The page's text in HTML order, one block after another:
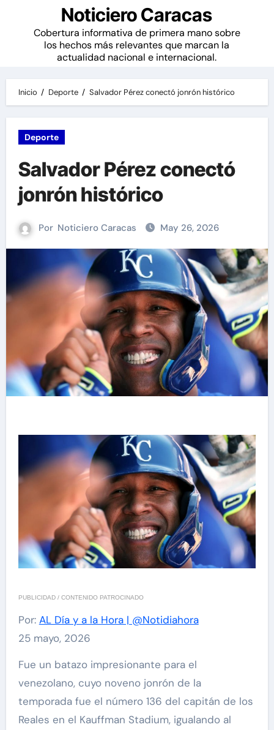
Noticiero Caracas
Cobertura informativa de primera mano sobre
los hechos más relevantes que marcan la
actualidad nacional e internacional.
Inicio Deporte Salvador Pérez conectó jonrón histórico
Deporte
Salvador Pérez conectó
jonrón histórico
Por Noticiero Caracas May 26, 2026
PUBLICIDAD / CONTENIDO PATROCINADO
Por: AL Día y a la Hora | @Notidiahora
25 mayo, 2026
Fue un batazo impresionante para el
venezolano, cuyo noveno jonrón de la
temporada fue el número 136 del capitán de los
Reales en el Kauffman Stadium, igualando al